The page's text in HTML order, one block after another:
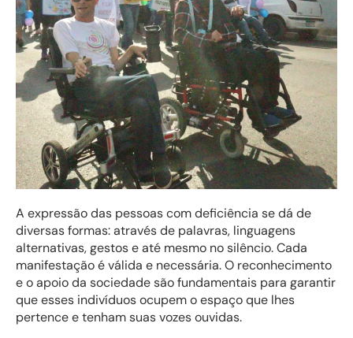
A expressão das pessoas com deficiência se dá de
diversas formas: através de palavras, linguagens
alternativas, gestos e até mesmo no silêncio. Cada
manifestação é válida e necessária. O reconhecimento
e o apoio da sociedade são fundamentais para garantir
que esses indivíduos ocupem o espaço que lhes
pertence e tenham suas vozes ouvidas.